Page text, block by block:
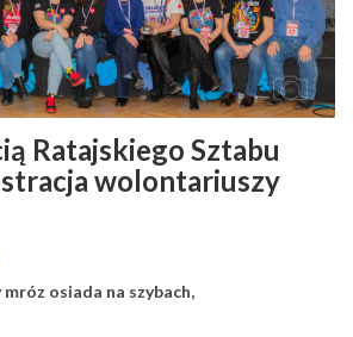
Ratajskiego Sztabu
wolontariuszy
osiada na szybach,